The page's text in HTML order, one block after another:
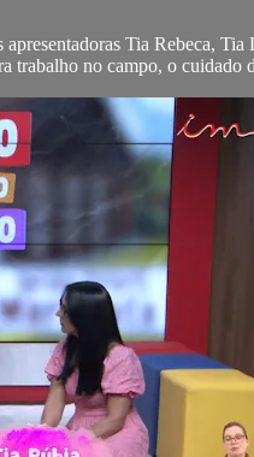
Tia Rebeca,
trabalho no campo, o cuidado